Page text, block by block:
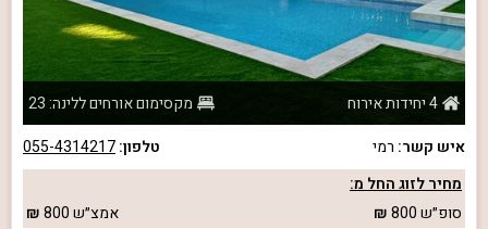
4 יחידות אירוח
מקסימום אורחים ללינה: 23
איש קשר: רמי טלפון:055-4314217
מחיר לזוג החל מ:
סופ״ש800 אמצ״ש800